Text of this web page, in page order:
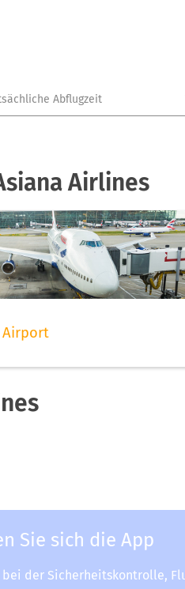
Abflugzeit
Airlines
Airport
Sie sich die App
der Sicherheitskontrolle,